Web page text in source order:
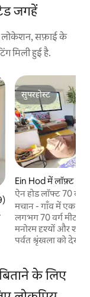
जगहें
लोकेशन, सफ़ाई के
मिली हुई है.
से 4.98, 119 समीक्षाएँ
सुपरहोस्ट
सुपरहोस्ट
Ein Hod में लॉफ़्ट
ऐन होड लॉफ्ट 70 वर्ग
जादुई और शानदार
मचान - गाँव में एक
लगभग 70 वर्ग मीटर
मनोरम दृश्यों और
पर्वत श्रृंखला को
महसूस करती है कि
के लिए